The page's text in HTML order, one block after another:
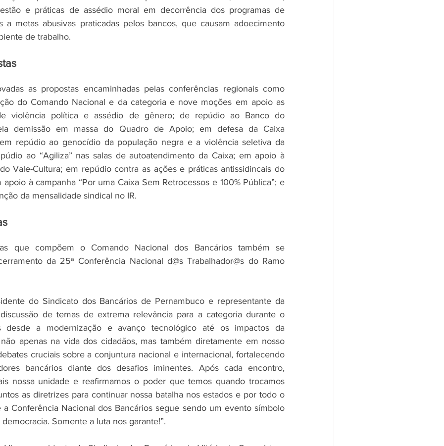
e práticas de assédio moral em decorrência dos programas de
a metas abusivas praticadas pelos bancos, que causam adoecimento
de trabalho.
as propostas encaminhadas pelas conferências regionais como
do Comando Nacional e da categoria e nove moções em apoio as
violência política e assédio de gênero; de repúdio ao Banco do
demissão em massa do Quadro de Apoio; em defesa da Caixa
repúdio ao genocídio da população negra e a violência seletiva da
ao “Agiliza” nas salas de autoatendimento da Caixa; em apoio à
Vale-Cultura; em repúdio contra as ações e práticas antissidincais do
à campanha “Por uma Caixa Sem Retrocessos e 100% Pública”; e
da mensalidade sindical no IR.
que compõem o Comando Nacional dos Bancários também se
da 25ª Conferência Nacional d@s Trabalhador@s do Ramo
do Sindicato dos Bancários de Pernambuco e representante da
de temas de extrema relevância para a categoria durante o
desde a modernização e avanço tecnológico até os impactos da
apenas na vida dos cidadãos, mas também diretamente em nosso
cruciais sobre a conjuntura nacional e internacional, fortalecendo
bancários diante dos desafios iminentes. Após cada encontro,
nossa unidade e reafirmamos o poder que temos quando trocamos
as diretrizes para continuar nossa batalha nos estados e por todo o
a Conferência Nacional dos Bancários segue sendo um evento símbolo
Somente a luta nos garante!”.